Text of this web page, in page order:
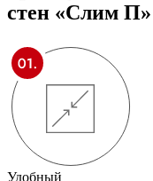
стен «Слим П»
Удобный